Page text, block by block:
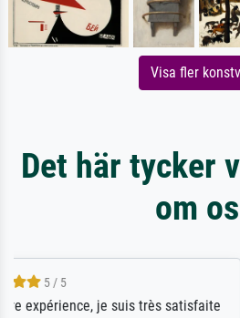
Visa fler
Det här tycker
om
ik beoordeel Meisterdrucke